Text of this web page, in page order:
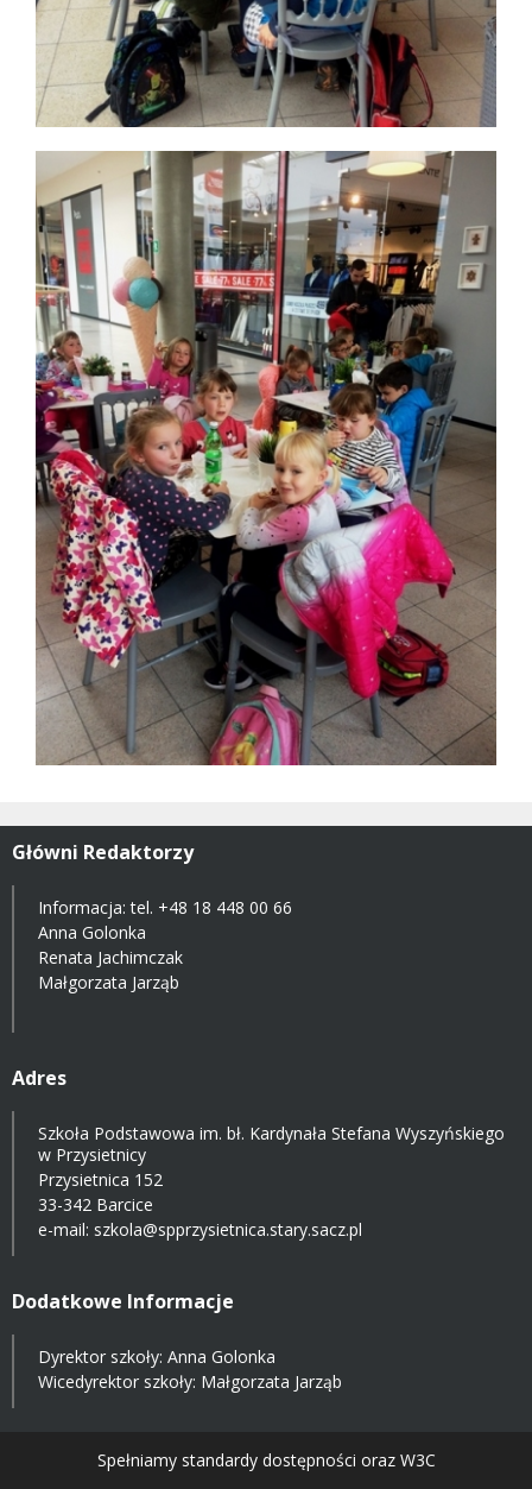
Główni Redaktorzy
Informacja: tel. +48 18 448 00 66
Anna Golonka
Renata Jachimczak
Małgorzata Jarząb
Adres
Szkoła Podstawowa im. bł. Kardynała Stefana Wyszyńskiego
w Przysietnicy
Przysietnica 152
33-342 Barcice
e-mail: szkola@spprzysietnica.stary.sacz.pl
Dodatkowe Informacje
Dyrektor szkoły: Anna Golonka
Wicedyrektor szkoły: Małgorzata Jarząb
Spełniamy standardy dostępności oraz W3C